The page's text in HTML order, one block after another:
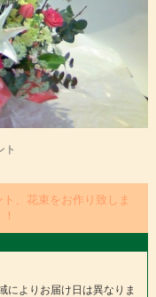
ト
、花束をお作り致しま
によりお届け日は異なりま